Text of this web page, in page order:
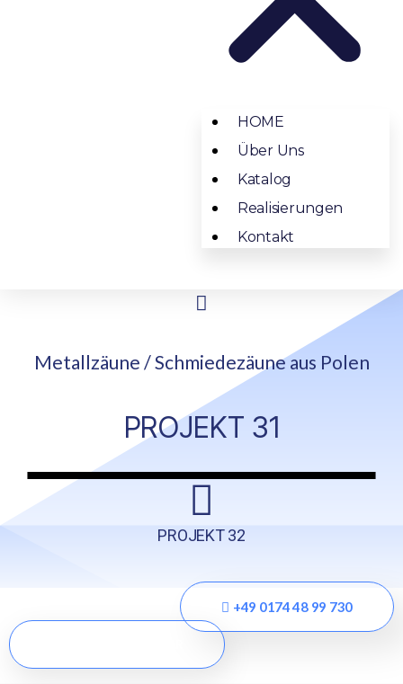
HOME
Über Uns
Katalog
Realisierungen
Kontakt
Metallzäune / Schmiedezäune​ aus Polen
PROJEKT 31
PROJEKT 32
+49 0174 48 99 730